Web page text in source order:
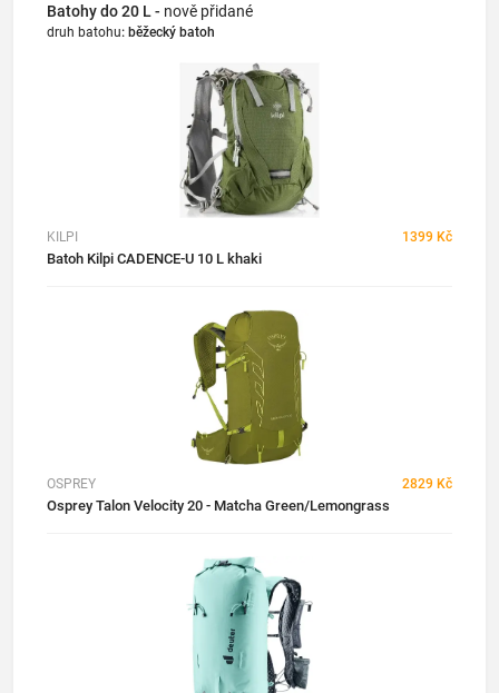
Batohy do 20 L - nově přidané
druh batohu: běžecký batoh
KILPI 1399 Kč
Batoh Kilpi CADENCE-U 10 L khaki
OSPREY 2829 Kč
Osprey Talon Velocity 20 - Matcha Green/Lemongrass